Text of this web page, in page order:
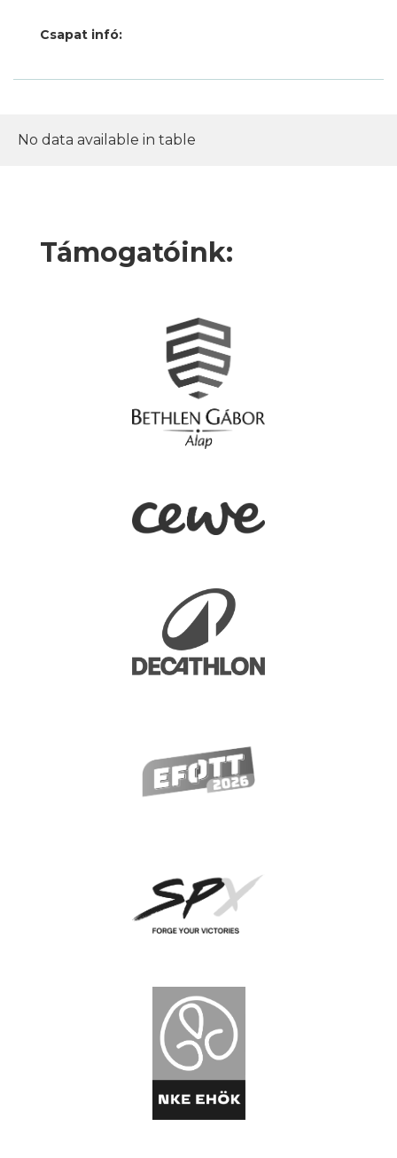
Csapat infó:
No data available in table
Támogatóink: